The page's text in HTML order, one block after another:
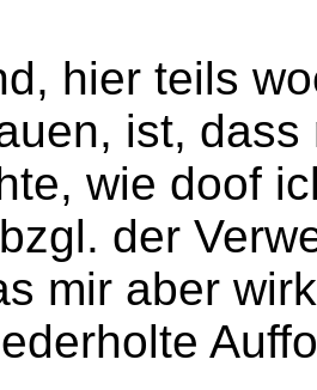
hier teils
ist,
wie doof
der
mir aber